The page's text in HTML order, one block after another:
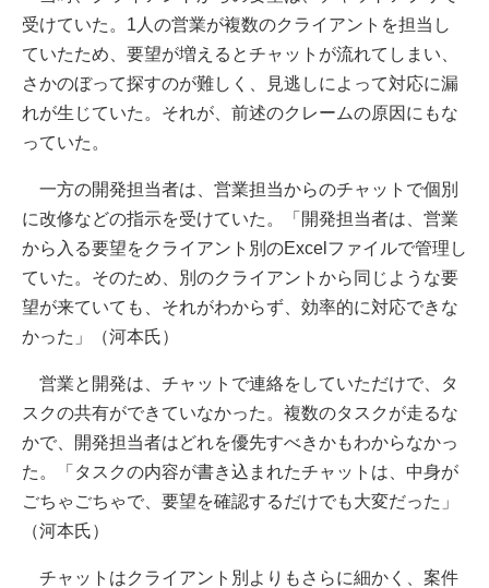
受けていた。1人の営業が複数のクライアントを担当し
ていたため、要望が増えるとチャットが流れてしまい、
さかのぼって探すのが難しく、見逃しによって対応に漏
れが生じていた。それが、前述のクレームの原因にもな
っていた。
一方の開発担当者は、営業担当からのチャットで個別
に改修などの指示を受けていた。「開発担当者は、営業
から入る要望をクライアント別のExcelファイルで管理し
ていた。そのため、別のクライアントから同じような要
望が来ていても、それがわからず、効率的に対応できな
かった」（河本氏）
営業と開発は、チャットで連絡をしていただけで、タ
スクの共有ができていなかった。複数のタスクが走るな
かで、開発担当者はどれを優先すべきかもわからなかっ
た。「タスクの内容が書き込まれたチャットは、中身が
ごちゃごちゃで、要望を確認するだけでも大変だった」
（河本氏）
チャットはクライアント別よりもさらに細かく、案件